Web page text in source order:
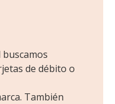
de débito o
También